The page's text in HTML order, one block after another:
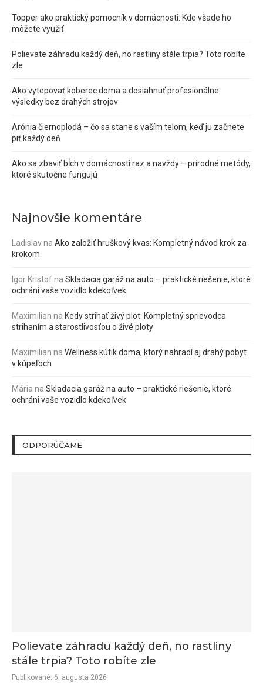
Topper ako praktický pomocník v domácnosti: Kde všade ho
môžete využiť
Polievate záhradu každý deň, no rastliny stále trpia? Toto robíte
zle
Ako vytepovať koberec doma a dosiahnuť profesionálne
výsledky bez drahých strojov
Arónia čiernoplodá – čo sa stane s vaším telom, keď ju začnete
piť každý deň
Ako sa zbaviť bĺch v domácnosti raz a navždy – prírodné metódy,
ktoré skutočne fungujú
Najnovšie komentáre
Ladislavna Ako založiť hruškový kvas: Kompletný návod krok za
krokom
Igor Kristofna Skladacia garáž na auto – praktické riešenie, ktoré
ochráni vaše vozidlo kdekoľvek
Maximilian na Kedy strihať živý plot: Kompletný sprievodca
strihaním a starostlivosťou o živé ploty
Maximilian na Wellness kútik doma, ktorý nahradí aj drahý pobyt
v kúpeľoch
Mária na Skladacia garáž na auto – praktické riešenie, ktoré
ochráni vaše vozidlo kdekoľvek
ODPORÚČAME
Polievate záhradu každý deň, no rastliny
stále trpia? Toto robíte zle
Publikované: 6. augusta 2026